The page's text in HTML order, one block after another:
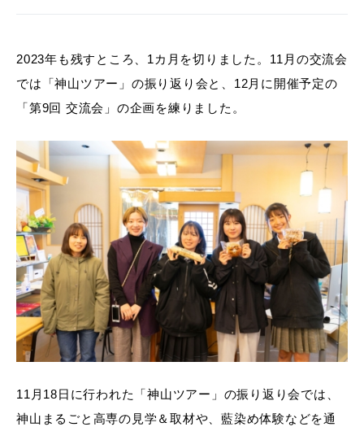
2023年も残すところ、1カ月を切りました。11月の交流会
では「神山ツアー」の振り返り会と、12月に開催予定の
「第9回 交流会」の企画を練りました。
11月18日に行われた「神山ツアー」の振り返り会では、
神山まるごと高専の見学＆取材や、藍染め体験などを通